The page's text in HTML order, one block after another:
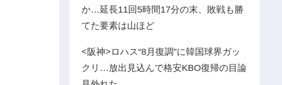
か…延長11回5時間17分の末、敗戦も勝
てた要素は山ほど
<阪神>ロハス“8月復調”に韓国球界ガッ
クリ…放出見込んで格安KBO復帰の目論